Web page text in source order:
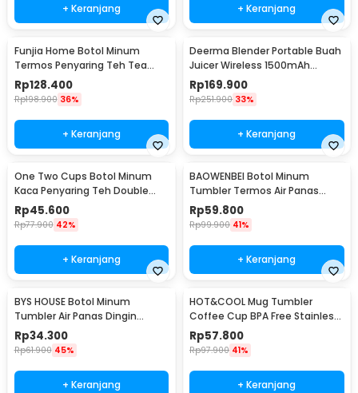
+ Keranjang + Keranjang
Funjia Home Botol Minum
Termos Penyaring Teh Tea
Infuser 520ml
Rp128.400
Rp198.900 36%
+ Keranjang
Deerma Blender Portable Buah
Juicer Wireless 1500mAh
400ml - DEM-NU05
Rp169.900
Rp251.900 33%
+ Keranjang
One Two Cups Botol Minum
Kaca Penyaring Teh Double
Wall 230ml - X9001
Rp45.600
Rp77.900 42%
+ Keranjang
BAOWENBEI Botol Minum
Tumbler Termos Air Panas
Dingin Stainless 500ml - A1A0
Rp59.800
Rp99.900 41%
+ Keranjang
BYS HOUSE Botol Minum
Tumbler Air Panas Dingin
Stainless Steel 380ml - TY204
Rp34.300
Rp61.900 45%
+ Keranjang
HOT&COOL Mug Tumbler
Coffee Cup BPA Free Stainless
Steel 350ml - HC300
Rp57.800
Rp97.900 41%
+ Keranjang